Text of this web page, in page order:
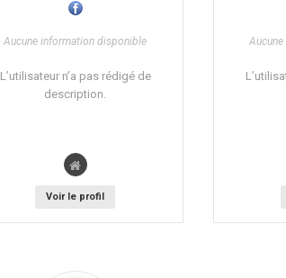
Aucune information disponible
L’utilisateur n’a pas rédigé de
description.
Voir le profil